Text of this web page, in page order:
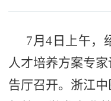
7月4日上午，
人才培养方案专
告厅召开。浙江